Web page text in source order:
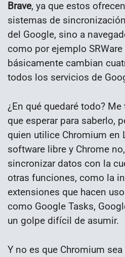
Brave, ya que estos
sistemas de
del Google, sino a
como por ejemplo
básicamente cambian
todos los servicios de
¿En qué quedaré todo?
que esperar para saberlo,
quien utilice Chromium en
software libre y Chrome
sincronizar datos con la
otras funciones, como la
extensiones que hacen
como Google Tasks,
un golpe difícil de asumir.
Y no es que Chromium